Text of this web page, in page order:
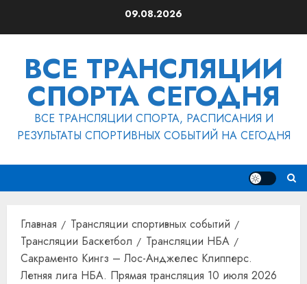
09.08.2026
ВСЕ ТРАНСЛЯЦИИ
СПОРТА СЕГОДНЯ
ВСЕ ТРАНСЛЯЦИИ СПОРТА, РАСПИСАНИЯ И
РЕЗУЛЬТАТЫ СПОРТИВНЫХ СОБЫТИЙ НА СЕГОДНЯ
Главная
Трансляции спортивных событий
Трансляции Баскетбол
Трансляции НБА
Сакраменто Кингз – Лос-Анджелес Клипперс.
Летняя лига НБА. Прямая трансляция 10 июля 2026